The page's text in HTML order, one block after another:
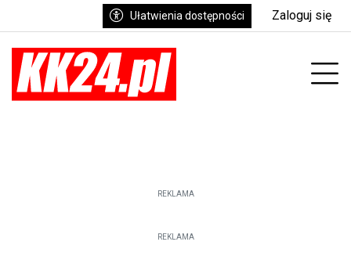
Ułatwienia dostępności Zaloguj się
REKLAMA
REKLAMA